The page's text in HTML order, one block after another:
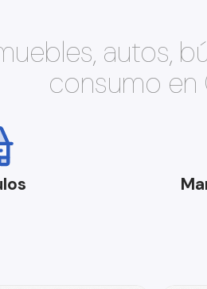
autos,
consumo en